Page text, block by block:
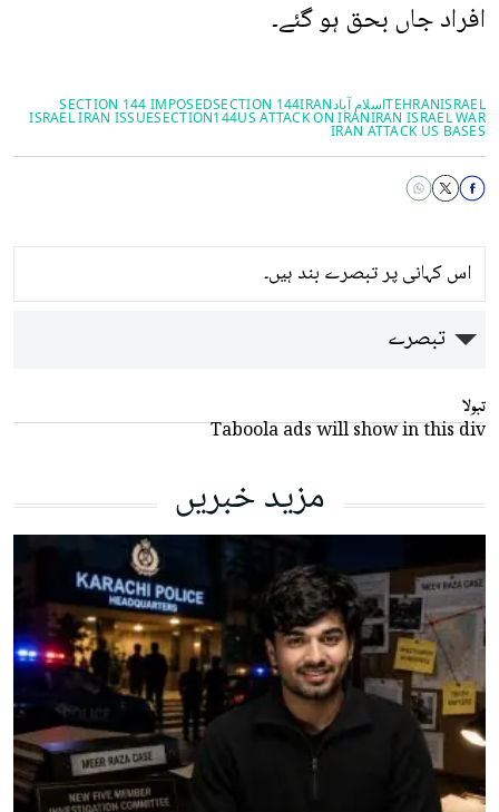
افراد جاں بحق ہو گئے۔
ISRAEL
TEHRANاسلام آبادIRAN
SECTION 144
SECTION 144 IMPOSED
IRAN ISRAEL WAR
US ATTACK ON IRAN
SECTION144
ISRAEL IRAN ISSUE
IRAN ATTACK US BASES
اس کہانی پر تبصرے بند ہیں۔
تبصرے
تبولا
Taboola ads will show in this div
مزید خبریں